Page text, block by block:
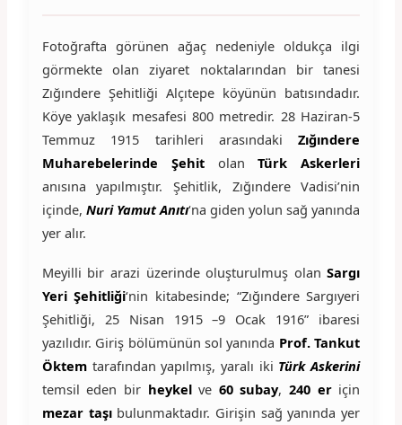
Fotoğrafta görünen ağaç nedeniyle oldukça ilgi
görmekte olan ziyaret noktalarından bir tanesi
Zığındere Şehitliği Alçıtepe köyünün batısındadır.
Köye yaklaşık mesafesi 800 metredir. 28 Haziran-5
Temmuz 1915 tarihleri arasındakiZığındere
Muharebelerinde ŞehitolanTürk Askerleri
anısına yapılmıştır. Şehitlik, Zığındere Vadisi’nin
içinde, Nuri Yamut Anıtı‘na giden yolun sağ yanında
yer alır.
Meyilli bir arazi üzerinde oluşturulmuş olanSargı
Yeri Şehitliği‘nin kitabesinde; “Zığındere Sargıyeri
Şehitliği, 25 Nisan 1915 –9 Ocak 1916” ibaresi
yazılıdır. Giriş bölümünün sol yanında Prof. Tankut
Öktemtarafından yapılmış, yaralı iki Türk Askerini
temsil eden bir heykelve 60 subay, 240 eriçin
mezar taşıbulunmaktadır. Girişin sağ yanında yer